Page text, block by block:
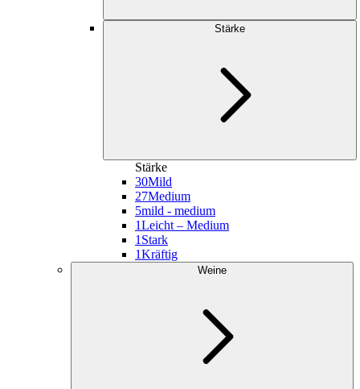
Stärke
Stärke
30Mild
27Medium
5mild - medium
1Leicht – Medium
1 Stark
1Kräftig
Weine